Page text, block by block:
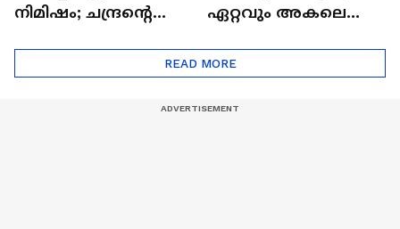
നിമിഷം; ചന്ദ്രന്റെ
ഒറിയോണിന്റെ യാത്ര
ആരംഭിച്ചു
ഏറ്റവും അകലെ
READ MORE